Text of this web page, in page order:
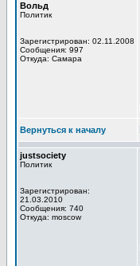
Вольд
Политик
Зарегистрирован: 02.11.2008
Сообщения: 997
Откуда: Самара
Вернуться к началу
justsociety
Политик
Зарегистрирован:
21.03.2010
Сообщения: 740
Откуда: moscow